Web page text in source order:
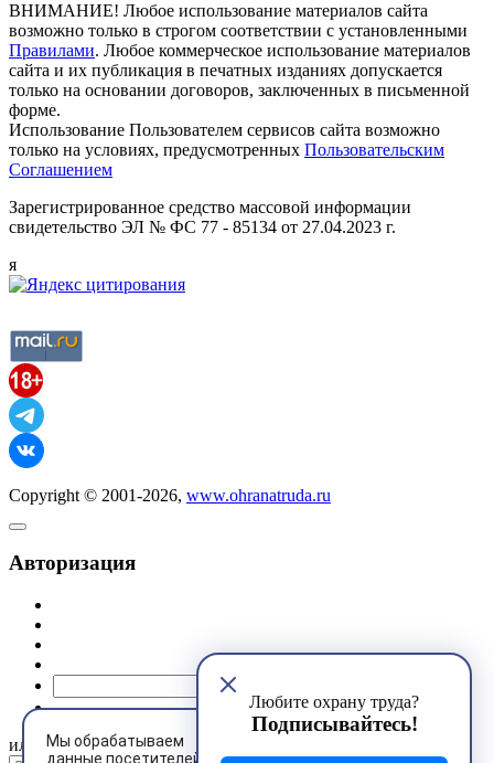
Мы обрабатываем
данные посетителей
Любите охрану труда?
Подписывайтесь!
ВНИМАНИЕ! Любое использование материалов сайта
возможно только в строгом соответствии с установленными
Правилами. Любое коммерческое использование материалов
сайта и их публикация в печатных изданиях допускается
только на основании договоров, заключенных в письменной
форме.
Использование Пользователем сервисов сайта возможно
только на условиях, предусмотренных Пользовательским
Соглашением
Зарегистрированное средство массовой информации
свидетельство ЭЛ № ФС 77 - 85134 от 27.04.2023 г.
я
Copyright © 2001-2026, www.ohranatruda.ru
Авторизация
или